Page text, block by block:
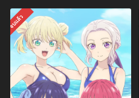
จบแล้ว